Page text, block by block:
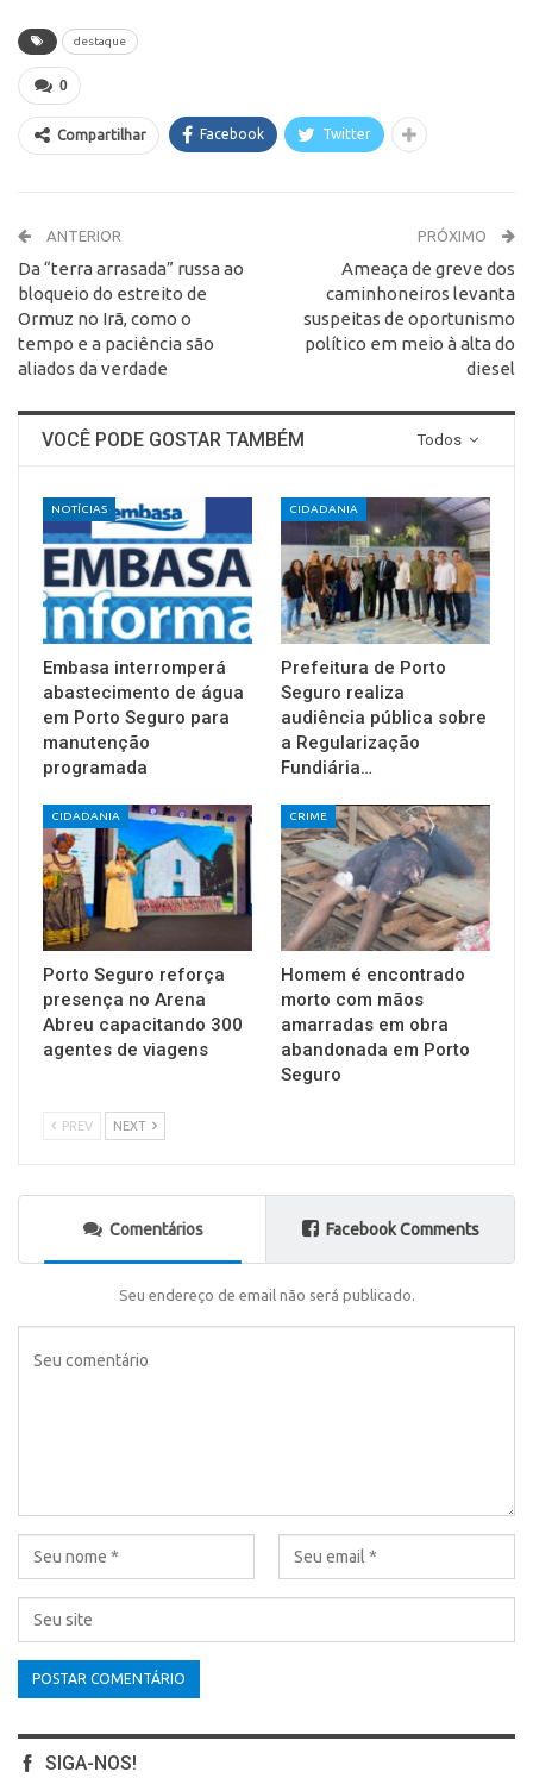
destaque
0
Compartilhar Facebook Twitter
ANTERIOR
Da “terra arrasada” russa ao
bloqueio do estreito de
Ormuz no Irã, como o
tempo e a paciência são
aliados da verdade
PRÓXIMO
Ameaça de greve dos
caminhoneiros levanta
suspeitas de oportunismo
político em meio à alta do
diesel
Todos
VOCÊ PODE GOSTAR TAMBÉM
NOTÍCIAS
Embasa interromperá
abastecimento de água
em Porto Seguro para
manutenção
programada
CIDADANIA
Prefeitura de Porto
Seguro realiza
audiência pública sobre
a Regularização
Fundiária…
CIDADANIA
Porto Seguro reforça
presença no Arena
Abreu capacitando 300
agentes de viagens
CRIME
Homem é encontrado
morto com mãos
amarradas em obra
abandonada em Porto
Seguro
PREV NEXT
Comentários Facebook Comments
Seu endereço de email não será publicado.
SIGA-NOS!